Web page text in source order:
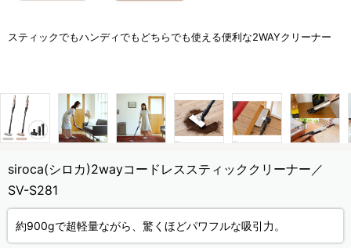
スティックでもハンディでもどちらでも使える便利な2WAYクリーナー
siroca(シロカ)2wayコードレススティッククリーナー／
SV-S281
約900gで超軽量ながら、驚くほどパワフルな吸引力。